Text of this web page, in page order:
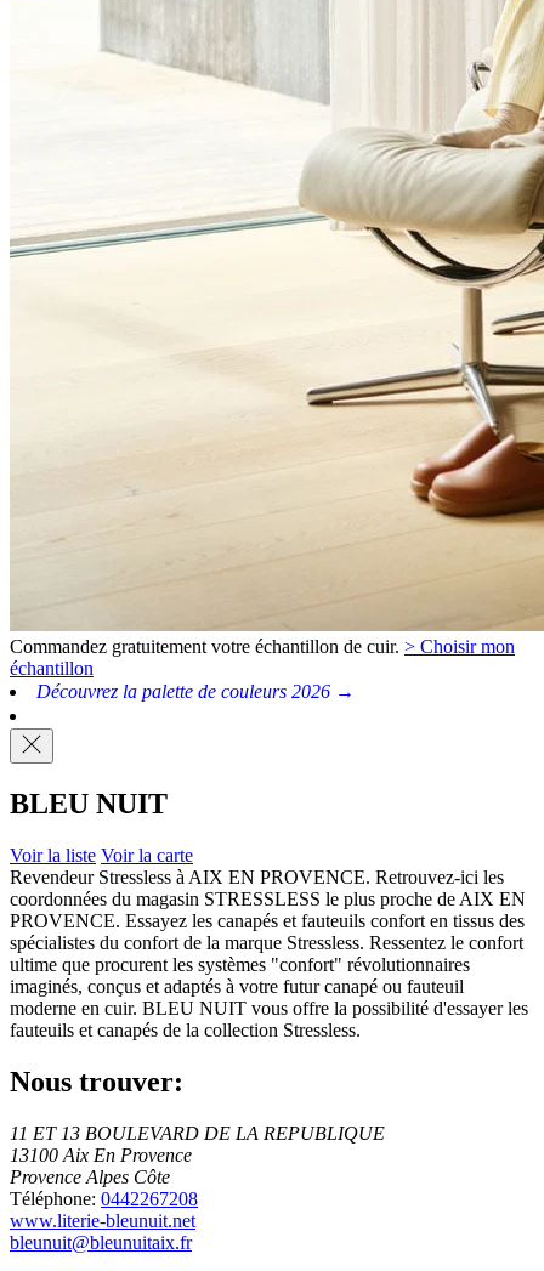
Commandez gratuitement votre échantillon de cuir. > Choisir mon
échantillon
Découvrez la palette de couleurs 2026 →
BLEU NUIT
Voir la liste Voir la carte
Revendeur Stressless à AIX EN PROVENCE. Retrouvez-ici les
coordonnées du magasin STRESSLESS le plus proche de AIX EN
PROVENCE. Essayez les canapés et fauteuils confort en tissus des
spécialistes du confort de la marque Stressless. Ressentez le confort
ultime que procurent les systèmes "confort" révolutionnaires
imaginés, conçus et adaptés à votre futur canapé ou fauteuil
moderne en cuir. BLEU NUIT vous offre la possibilité d'essayer les
fauteuils et canapés de la collection Stressless.
Nous trouver:
11 ET 13 BOULEVARD DE LA REPUBLIQUE
13100 Aix En Provence
Provence Alpes Côte
Téléphone: 0442267208
www.literie-bleunuit.net
bleunuit@bleunuitaix.fr